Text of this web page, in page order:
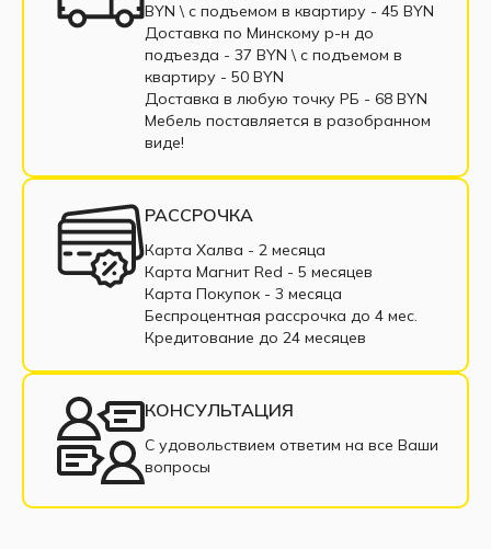
Софа
Диваны с пенополиуретаном
Диваны пантограф
Диваны с пружинным блоком
Маленькие диваны
Большие диваны
Диваны с подлокотниками
Диваны из ткани
Диваны в рассрочку
Недорогие диваны
Прямые диваны
Раскладные диваны
Диваны из рогожки
Диваны из велюра
Современные диваны
Диваны с нишей для белья
BYN \ c подъемом в квартиру - 45 BYN
Доставка по Минскому р-н до
подъезда - 37 BYN \ c подъемом в
квартиру - 50 BYN
Доставка в любую точку РБ - 68 BYN
Мебель поставляется в разобранном
виде!
РАССРОЧКА
Карта Халва - 2 месяца
Карта Магнит Red - 5 месяцев
Карта Покупок - 3 месяца
Беспроцентная рассрочка до 4 мес.
Кредитование до 24 месяцев
КОНСУЛЬТАЦИЯ
С удовольствием ответим на все Ваши
вопросы